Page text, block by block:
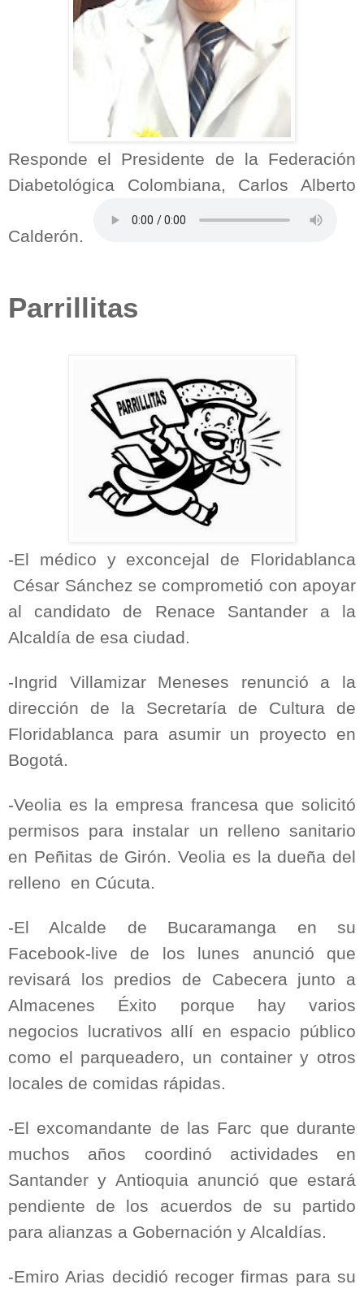
Responde el Presidente de la Federación
Diabetológica Colombiana, Carlos Alberto
Calderón.
Parrillitas
-El médico y exconcejal de Floridablanca
César Sánchez se comprometió con apoyar
al candidato de Renace Santander a la
Alcaldía de esa ciudad.
-Ingrid Villamizar Meneses renunció a la
dirección de la Secretaría de Cultura de
Floridablanca para asumir un proyecto en
Bogotá.
-Veolia es la empresa francesa que solicitó
permisos para instalar un relleno sanitario
en Peñitas de Girón. Veolia es la dueña del
relleno en Cúcuta.
-El Alcalde de Bucaramanga en su
Facebook-live de los lunes anunció que
revisará los predios de Cabecera junto a
Almacenes Éxito porque hay varios
negocios lucrativos allí en espacio público
como el parqueadero, un container y otros
locales de comidas rápidas.
-El excomandante de las Farc que durante
muchos años coordinó actividades en
Santander y Antioquia anunció que estará
pendiente de los acuerdos de su partido
para alianzas a Gobernación y Alcaldías.
-Emiro Arias decidió recoger firmas para su